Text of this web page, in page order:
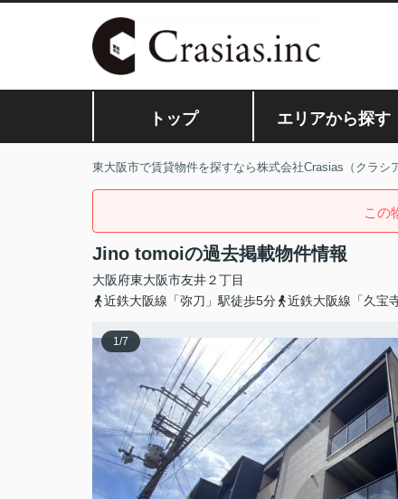
トップ エリアから探す
東大阪市で賃貸物件を探すなら株式会社Crasias（クラシ
この
Jino tomoiの過去掲載物件情報
大阪府東大阪市友井２丁目
近鉄大阪線「弥刀」駅徒歩5分
近鉄大阪線「久宝
1/7